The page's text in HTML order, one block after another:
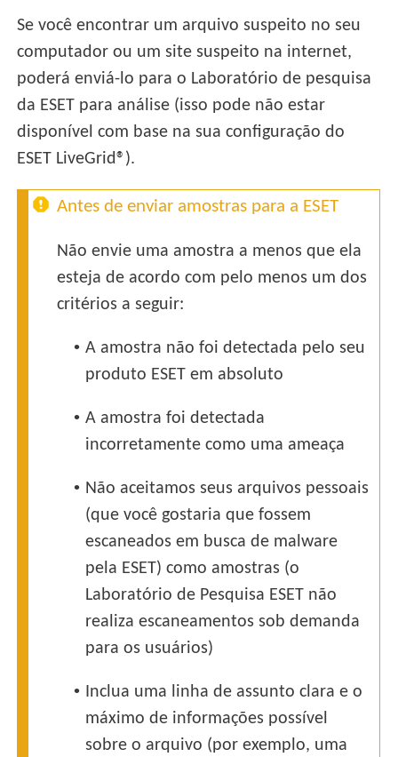
Se você encontrar um arquivo suspeito no seu
computador ou um site suspeito na internet,
poderá enviá-lo para o Laboratório de pesquisa
da ESET para análise (isso pode não estar
disponível com base na sua configuração do
ESET LiveGrid®).
Antes de enviar amostras para a ESET
Não envie uma amostra a menos que ela
esteja de acordo com pelo menos um dos
critérios a seguir:
• A amostra não foi detectada pelo seu
produto ESET em absoluto
• A amostra foi detectada
incorretamente como uma ameaça
• Não aceitamos seus arquivos pessoais
(que você gostaria que fossem
escaneados em busca de malware
pela ESET) como amostras (o
Laboratório de Pesquisa ESET não
realiza escaneamentos sob demanda
para os usuários)
• Inclua uma linha de assunto clara e o
máximo de informações possível
sobre o arquivo (por exemplo, uma